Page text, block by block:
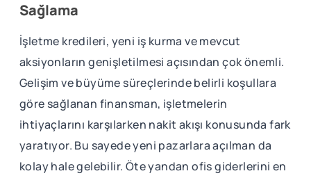
Sağlama
İşletme kredileri, yeni iş kurma ve mevcut
aksiyonların genişletilmesi açısından çok önemli.
Gelişim ve büyüme süreçlerinde belirli koşullara
göre sağlanan finansman, işletmelerin
ihtiyaçlarını karşılarken nakit akışı konusunda fark
yaratıyor. Bu sayede yeni pazarlara açılman da
kolay hale gelebilir. Öte yandan ofis giderlerini en